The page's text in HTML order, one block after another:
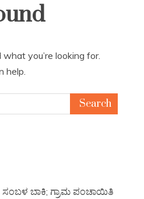
you’re looking for.
help.
ಬಾಕಿ; ಗ್ರಾಮ ಪಂಚಾಯಿತಿ